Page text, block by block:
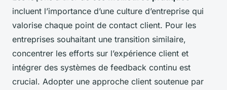
incluent l’importance d’une culture d’entreprise qui
valorise chaque point de contact client. Pour les
entreprises souhaitant une transition similaire,
concentrer les efforts sur l’expérience client et
intégrer des systèmes de feedback continu est
crucial. Adopter une approche client soutenue par